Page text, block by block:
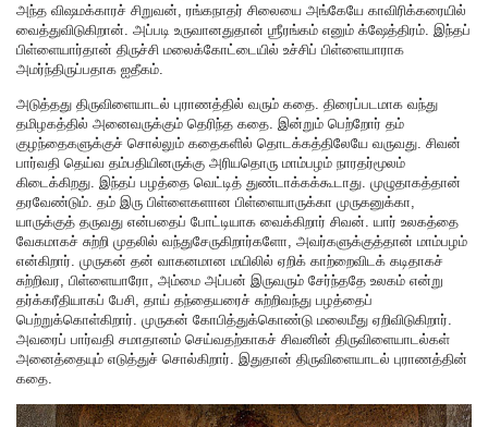
அந்த விஷமக்காரச் சிறுவன், ரங்கநாதர் சிலையை அங்கேயே காவிரிக்கரையில்
வைத்துவிடுகிறான். அப்படி உருவானதுதான் ஶ்ரீரங்கம் எனும் க்ஷேத்திரம். இந்தப்
பிள்ளையார்தான் திருச்சி மலைக்கோட்டையில் உச்சிப் பிள்ளையாராக
அமர்ந்திருப்பதாக ஐதீகம்.
அடுத்தது திருவிளையாடல் புராணத்தில் வரும் கதை. திரைப்படமாக வந்து
தமிழகத்தில் அனைவருக்கும் தெரிந்த கதை. இன்றும் பெற்றோர் தம்
குழந்தைகளுக்குச் சொல்லும் கதைகளில் தொடக்கத்திலேயே வருவது. சிவன்
பார்வதி தெய்வ தம்பதியினருக்கு அரியதொரு மாம்பழம் நாரதர்மூலம்
கிடைக்கிறது. இந்தப் பழத்தை வெட்டித் துண்டாக்கக்கூடாது. முழுதாகத்தான்
தரவேண்டும். தம் இரு பிள்ளைகளான பிள்ளையாருக்கா முருகனுக்கா,
யாருக்குத் தருவது என்பதைப் போட்டியாக வைக்கிறார் சிவன். யார் உலகத்தை
வேகமாகச் சுற்றி முதலில் வந்துசேருகிறார்களோ, அவர்களுக்குத்தான் மாம்பழம்
என்கிறார். முருகன் தன் வாகனமான மயிலில் ஏறிக் காற்றைவிடக் கடிதாகச்
சுற்றிவர, பிள்ளையாரோ, அம்மை அப்பன் இருவரும் சேர்ந்ததே உலகம் என்று
தர்க்கரீதியாகப் பேசி, தாய் தந்தையரைச் சுற்றிவந்து பழத்தைப்
பெற்றுக்கொள்கிறார். முருகன் கோபித்துக்கொண்டு மலைமீது ஏறிவிடுகிறார்.
அவரைப் பார்வதி சமாதானம் செய்வதற்காகச் சிவனின் திருவிளையாடல்கள்
அனைத்தையும் எடுத்துச் சொல்கிறார். இதுதான் திருவிளையாடல் புராணத்தின்
கதை.